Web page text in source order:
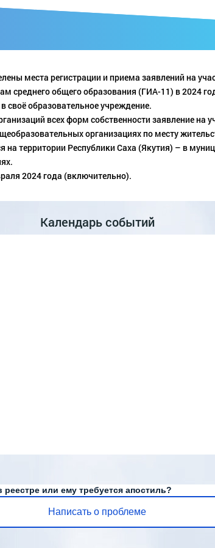
места регистрации и приема заявлений на
среднего общего образования (ГИА-11) в 2024
своё образовательное учреждение.
всех форм собственности заявление на
организациях по месту
территории Республики Саха (Якутия) – в
2024 года (включительно).
Календарь событий
или ему требуется апостиль?
Написать о проблеме